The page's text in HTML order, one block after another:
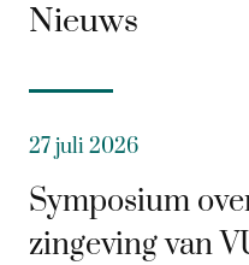
Nieuws
27 juli 2026
Symposium
zingeving van